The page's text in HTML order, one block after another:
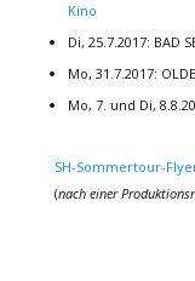
Kino
Di, 25.7.2017: BAD
Mo, 31.7.2017:
Mo, 7. und Di,
SH-Sommertour-
(nach einer